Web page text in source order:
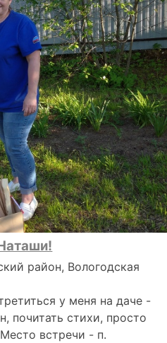
район, Вологодская
у меня на даче -
почитать стихи, просто
встречи - п.